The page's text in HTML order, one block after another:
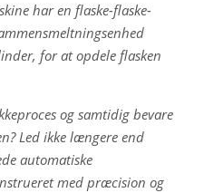
har en flaske-flaske-
for at opdele flasken
og samtidig bevare
Led ikke længere end
automatiske
med præcision og